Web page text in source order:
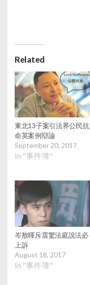
Related
東北13子案引法界公民抗
命英案例辯論
September 20, 2017
In "事件簿"
岑敖暉斥震驚法庭說法必
上訴
August 18, 2017
In "事件簿"